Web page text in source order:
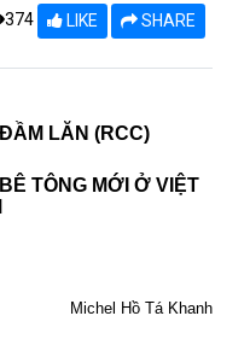
374 LIKE SHARE
LĂN (RCC)
TÔNG MỚI Ở VIỆT
Michel Hồ Tá Khanh